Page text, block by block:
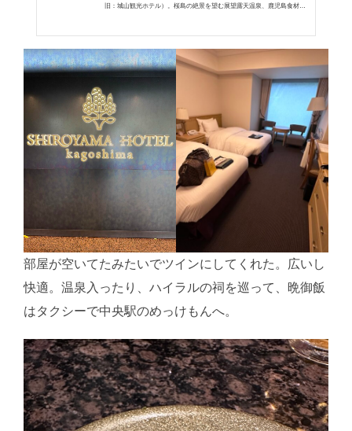
旧：城山観光ホテル）。桜島の絶景を望む展望露天温泉、鹿児島食材を
部屋が空いてたみたいでツインにしてくれた。広いし
快適。温泉入ったり、ハイラルの祠を巡って、晩御飯
はタクシーで中央駅のめっけもんへ。